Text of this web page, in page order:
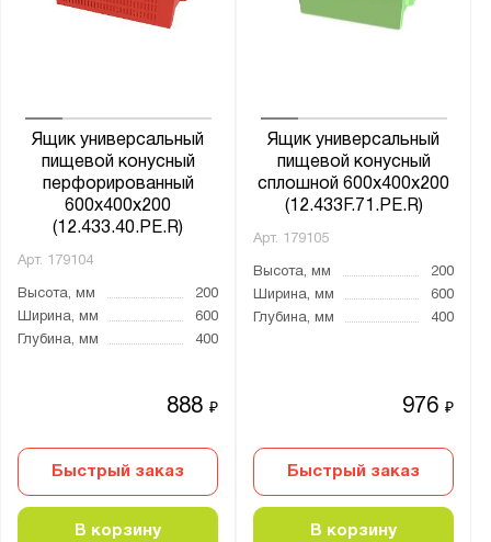
Ящик универсальный
пищевой конусный
перфорированный
600х400х200
(12.433.40.PE.R)
Арт. 179104
Высота, мм
200
Ширина, мм
600
Глубина, мм
400
888₽
Быстрый заказ
В корзину
Ящик универсальный
пищевой конусный
сплошной 600х400х200
(12.433F.71.PE.R)
Арт. 179105
Высота, мм
200
Ширина, мм
600
Глубина, мм
400
976₽
Быстрый заказ
В корзину